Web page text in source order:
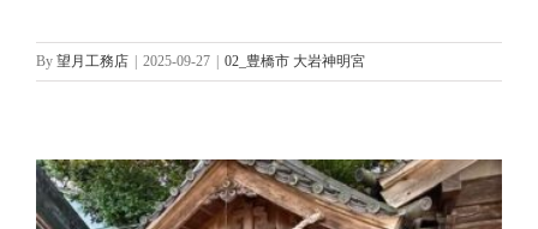
By 望月工務店 | 2025-09-27 | 02_豊橋市 大岩神明宮